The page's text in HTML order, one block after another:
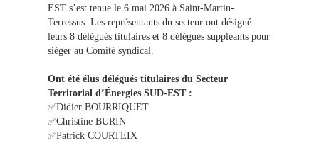
EST s’est tenue le 6 mai 2026 à Saint-Martin-
Terressus. Les représentants du secteur ont désigné
leurs 8 délégués titulaires et 8 délégués suppléants pour
siéger au Comité syndical.
Ont été élus délégués titulaires du Secteur
Territorial d’Énergies SUD-EST :
✅Didier BOURRIQUET
✅Christine BURIN
✅Patrick COURTEIX